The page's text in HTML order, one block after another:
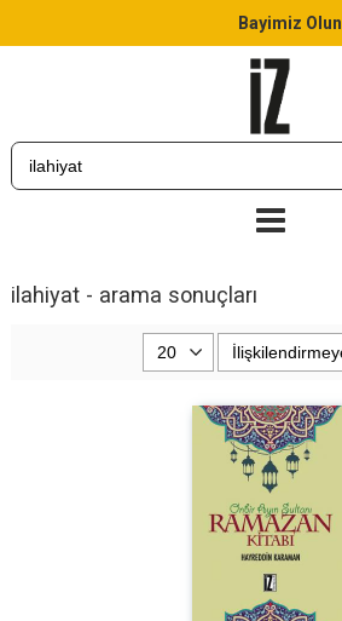
Bayimiz Olun
ilahiyat - arama sonuçları